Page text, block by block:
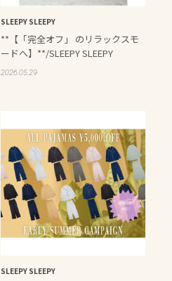
SLEEPY SLEEPY
**【「完全オフ」 のリラックスモ
ードへ】**/SLEEPY SLEEPY
2026.05.29
SLEEPY SLEEPY